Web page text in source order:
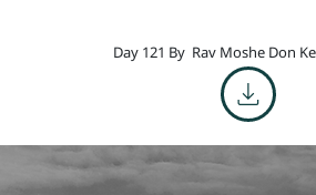
Day 121 By Rav Moshe Don